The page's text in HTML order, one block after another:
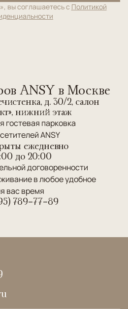
вы соглашаетесь с Политикой
ANSY в Москве
д. 30/2, салон
нижний этаж
гостевая парковка
ANSY
ежедневно
до 20:00
договоренности
в любое удобное
вас время
789-77-89